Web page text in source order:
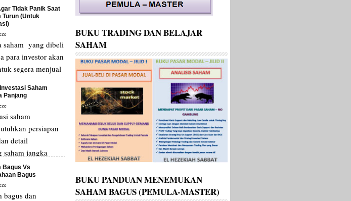
saham de...
Tidak Panik Saat
Turun (Untuk
saham yang dibeli
para investor akan
segera menjual
sering te...
Saham
Panjang
saham
persiapan
detail
jangka
anda
Bagus Vs
Bagus
bagus dan
BUKU TRADING DAN BELAJAR
SAHAM
BUKU PANDUAN MENEMUKAN
SAHAM BAGUS (PEMULA-MASTER)